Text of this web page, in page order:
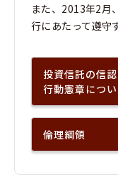
また、2013年2月
行にあたって遵守
投資信託の信
行動憲章につ
倫理綱領